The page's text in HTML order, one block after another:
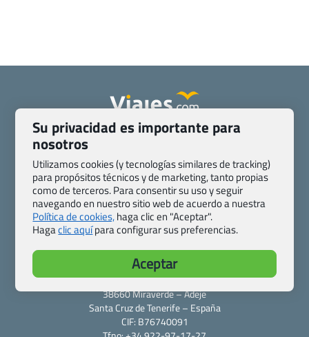
Quienes somos
Contacto
Pasaporte, Visado, Salud y otras disposiciones específicas
Blog de Viajes.com
Registro de agencias
Preguntas frecuentes
Condiciones generales
Política de privacidad y cookies
Transparencia
Todas las páginas – sitemap
Viajes.com
Last Minute Express S.L.U.
c/ Drago, CC HLS, Local 13
38660 Miraverde – Adeje
Santa Cruz de Tenerife – España
CIF: B76740091
Su privacidad es importante para
nosotros
Utilizamos cookies (y tecnologías similares de tracking)
para propósitos técnicos y de marketing, tanto propias
como de terceros. Para consentir su uso y seguir
navegando en nuestro sitio web de acuerdo a nuestra
Política de cookies,haga clic en "Aceptar".
Hagaclic aquípara configurar sus preferencias.
Aceptar